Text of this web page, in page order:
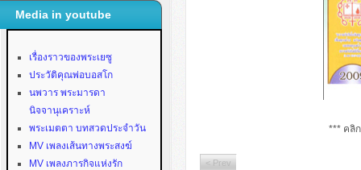
Media in youtube
เรื่องราวของพระเยซู
ประวัติคุณพ่อบอสโก
นพวาร พระมารดา
นิจจานุเคราะห์
พระเมตตา บทสวดประจำวัน
MV เพลงเส้นทางพระสงฆ์
MV เพลงภารกิจแห่งรัก
*** คลิ
< Prev